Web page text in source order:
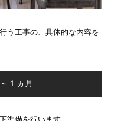
う工事の、具体的な内容を
１ヵ月